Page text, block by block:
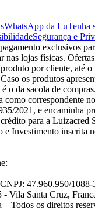
WhatsApp da LuTenha
Segurança e
exclusivos
nas lojas físicas.
por cliente, até
os produtos
o da sacola de compras.
correspondente
2021, e encaminha
para a Luizacred
e Investimento inscrita
47.960.950/1088-
Vila Santa Cruz,
Todos os direitos